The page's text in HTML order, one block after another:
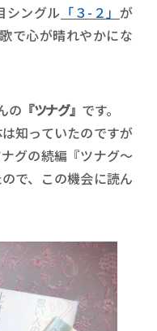
シングル 「３-２」が
で心が晴れやかにな
の 『ツナグ』 です。
知っていたのですが
グの続編『ツナグ～
で、この機会に読ん